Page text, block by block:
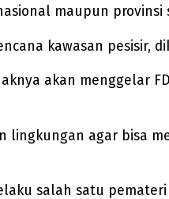
maupun
kawasan pesisir,
akan menggelar
agar bisa
salah satu